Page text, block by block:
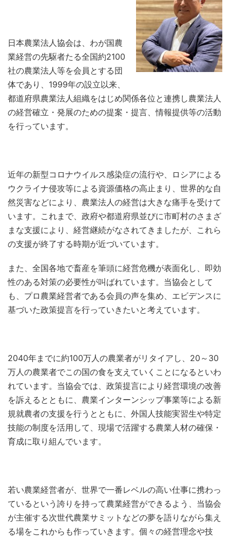
日本農業法人協会は、わが国農
業経営の先駆者たる全国約2100
社の農業法人等を会員とする団
体であり、1999年の設立以来、
都道府県農業法人組織をはじめ関係各位と連携し農業法人
の経営確立・発展のための提案・提言、情報提供等の活動
を行っています。
近年の新型コロナウイルス感染症の流行や、ロシアによる
ウクライナ侵攻等による資源価格の高止まり、世界的な自
然災害などにより、農業法人の経営は大きな痛手を受けて
います。これまで、政府や都道府県並びに市町村のさまざ
まな支援により、経営継続がなされてきましたが、これら
の支援が終了する時期が近づいています。
また、全国各地で畜産を筆頭に経営危機が表面化し、即効
性のある対策の必要性が叫ばれています。当協会として
も、プロ農業経営者である会員の声を集め、エビデンスに
基づいた政策提言を行っていきたいと考えています。
2040年までに約100万人の農業者がリタイアし、20～30
万人の農業者でこの国の食を支えていくことになるといわ
れています。当協会では、政策提言により経営環境の改善
を訴えるとともに、農業インターンシップ事業等による新
規就農者の支援を行うとともに、外国人技能実習生や特定
技能の制度を活用して、現場で活躍する農業人材の確保・
育成に取り組んでいます。
若い農業経営者が、世界で一番レベルの高い仕事に携わっ
ているという誇りを持って農業経営ができるよう、当協会
が主催する次世代農業サミットなどの夢を語りながら集え
る場をこれからも作っていきます。個々の経営理念や技